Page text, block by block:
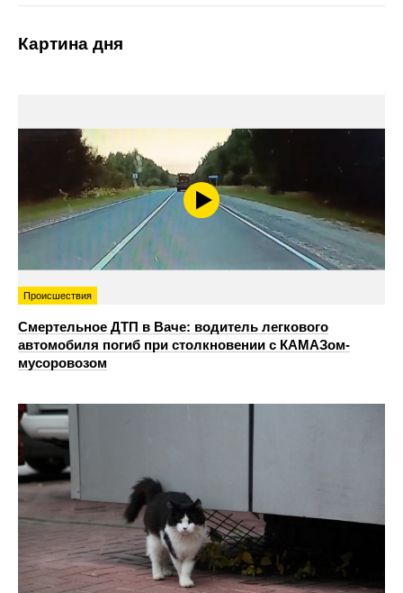
Картина дня
Происшествия
Смертельное ДТП в Ваче: водитель легкового
автомобиля погиб при столкновении с КАМАЗом-
мусоровозом